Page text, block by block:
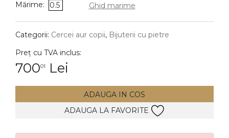
DIAMANTE Vezi toate
Cercei
Mărime: 0.5 Ghid marime
Categorii: Cercei aur copii, Bijuterii cu pietre
Preț cu TVA inclus:
70001 Lei
ADAUGA IN COS
ADAUGA LA FAVORITE